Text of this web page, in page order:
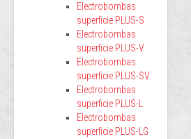
Electrobombas
superficie PLUS-S
Electrobombas
superficie PLUS-V
Electrobombas
superficie PLUS-SV
Electrobombas
superficie PLUS-L
Electrobombas
superficie PLUS-LG